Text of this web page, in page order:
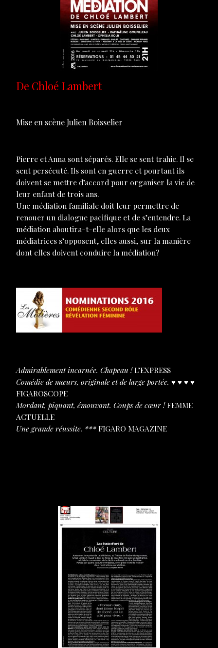
De Chloé Lambert
Mise en scène Julien Boisselier
Pierre et Anna sont séparés. Elle se sent trahie. Il se
sent persécuté. Ils sont en guerre et pourtant ils
doivent se mettre d’accord pour organiser la vie de
leur enfant de trois ans.
Une médiation familiale doit leur permettre de
renouer un dialogue pacifique et de s’entendre. La
médiation aboutira-t-elle alors que les deux
médiatrices s’opposent, elles aussi, sur la manière
dont elles doivent conduire la médiation?
Admirablement incarnée. Chapeau !L’EXPRESS
Comédie de mœurs, originale et de large portée. ♥ ♥ ♥ ♥
FIGAROSCOPE
Mordant, piquant, émouvant. Coups de cœur !FEMME
ACTUELLE
Une grande réussite. ***FIGARO MAGAZINE